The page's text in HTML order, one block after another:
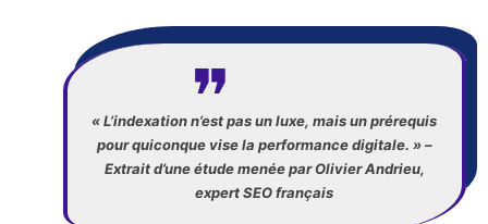
« L’indexation n’est pas un luxe, mais un prérequis
pour quiconque vise la performance digitale. » –
Extrait d’une étude menée par Olivier Andrieu,
expert SEO français